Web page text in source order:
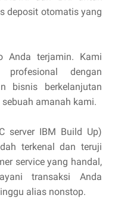
deposit otomatis yang
Anda terjamin. Kami
dengan
bisnis berkelanjutan
amanah kami.
server IBM Build Up)
terkenal dan teruji
service yang handal,
transaksi Anda
alias nonstop.